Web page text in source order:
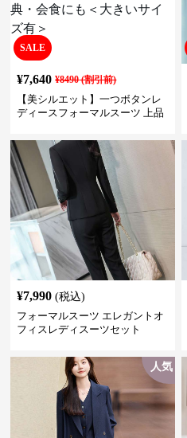
SALE
¥7,640 ¥8490(割引前)
【美シルエット】一つボタンレ
ディースフォーマルスーツ 上品
ネス・式典・会食にも＜大きい
サイズ有＞
¥7,990 (税込)
フォーマルスーツ エレガントオ
フィスレディスーツセット
人気